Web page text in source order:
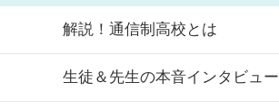
解説！通信制高校とは
生徒＆先生の本音インタビュー